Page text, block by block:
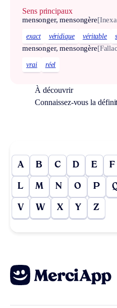
Sens principaux
mensonger, mensongère
exact véridique véritable
mensonger, mensongère
vrai réel
À découvrir
Connaissez-vous la
A B C D E F
L M N O P
V W X Y Z